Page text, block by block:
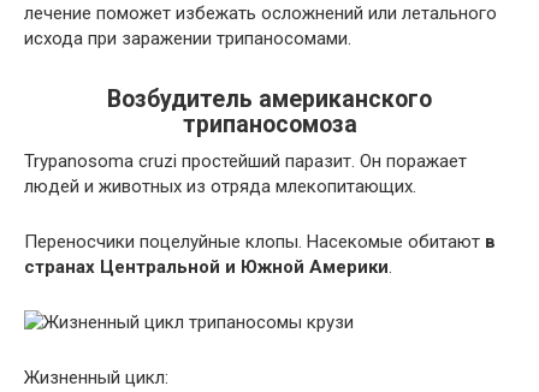
лечение поможет избежать осложнений или летального
исхода при заражении трипаносомами.
Возбудитель американского
трипаносомоза
Trypanosoma cruzi простейший паразит. Он поражает
людей и животных из отряда млекопитающих.
Переносчики поцелуйные клопы. Насекомые обитают в
странах Центральной и Южной Америки.
Жизненный цикл: